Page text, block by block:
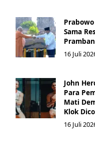
Sama
16 Juli
John
Para
Mati
Klok
16 Juli